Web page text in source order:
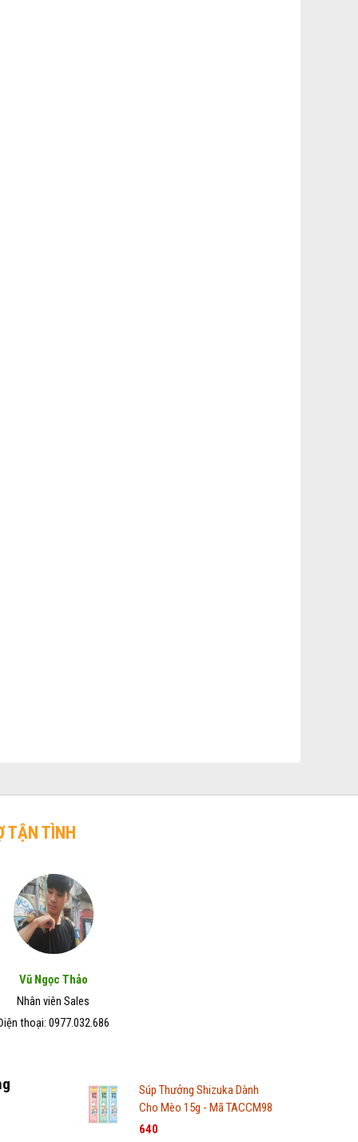
TẬN TÌNH
Vũ Ngọc Thảo
Nhân viên Sales
thoại: 0977.032.686
Súp Thưởng Shizuka Dành
Cho Mèo 15g - Mã TACCM98
640